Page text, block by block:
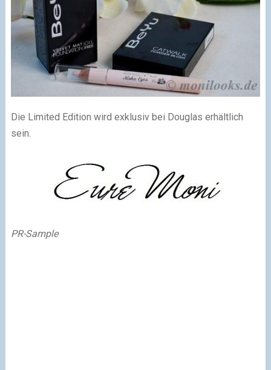
Die Limited Edition wird exklusiv bei Douglas erhältlich
sein.
PR-Sample